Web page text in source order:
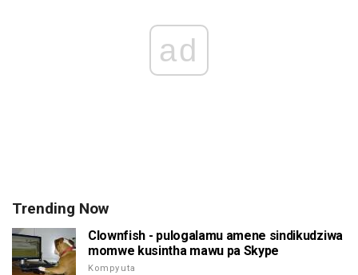
ad
Trending Now
Clownfish - pulogalamu amene sindikudziwa
momwe kusintha mawu pa Skype
Kompyuta